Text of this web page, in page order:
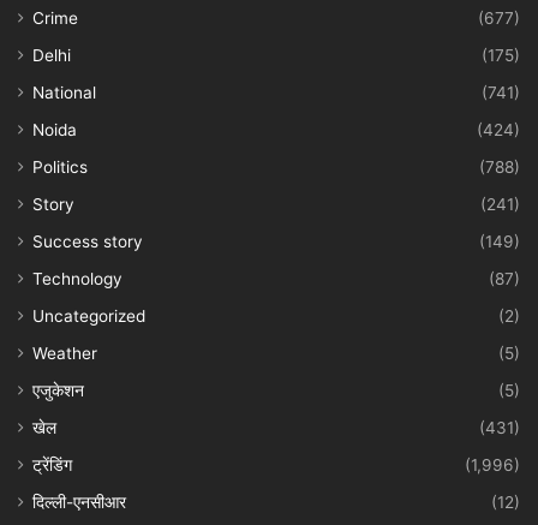
Crime
(677)
Delhi
(175)
National
(741)
Noida
(424)
Politics
(788)
Story
(241)
Success story
(149)
Technology
(87)
Uncategorized
(2)
Weather
(5)
एजुकेशन
(5)
खेल
(431)
ट्रेंडिंग
(1,996)
दिल्ली-एनसीआर
(12)